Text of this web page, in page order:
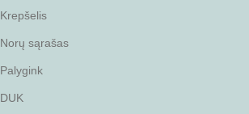
Krepšelis
Norų sąrašas
Palygink
DUK